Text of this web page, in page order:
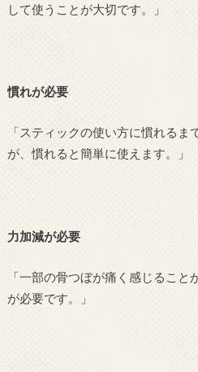
して使うことが大切です。」
慣れが必要
「スティックの使い方に慣れるま
が、慣れると簡単に使えます。」
力加減が必要
「一部の骨つぼが痛く感じるこ
が必要です。」